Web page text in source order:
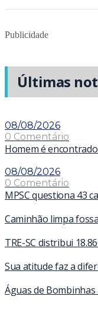
Publicidade
Últimas
08/08/2026
0 Comentário
Homem é
08/08/2026
0 Comentário
MPSC questiona 43
Caminhão limpa
TRE-SC distribui
Sua atitude faz a
Águas de Bombinhas